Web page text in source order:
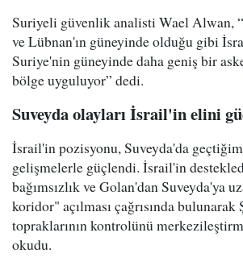
Suriyeli güvenlik analisti Wael Alwan,
ve Lübnan'ın güneyinde olduğu gibi
Suriye'nin güneyinde daha geniş bir
bölge uyguluyor” dedi.
Suveyda olayları İsrail'in elini
İsrail'in pozisyonu, Suveyda'da
gelişmelerle güçlendi. İsrail'in
bağımsızlık ve Golan'dan Suveyda'ya
koridor" açılması çağrısında bulunarak
topraklarının kontrolünü
okudu.